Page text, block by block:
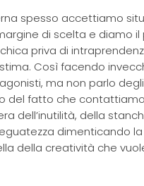
spesso accettiamo
di scelta e diamo il
priva di
Così facendo
ma non parlo
del fatto che
dell’inutilità, della
dimenticando
della creatività che